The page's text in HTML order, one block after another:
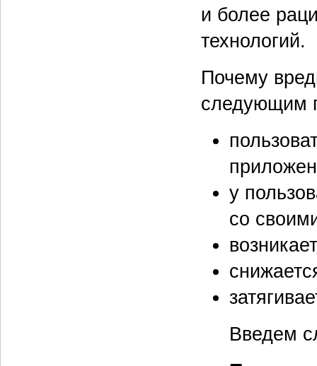
и более
технологий.
Почему
следующим
у
со
Введем